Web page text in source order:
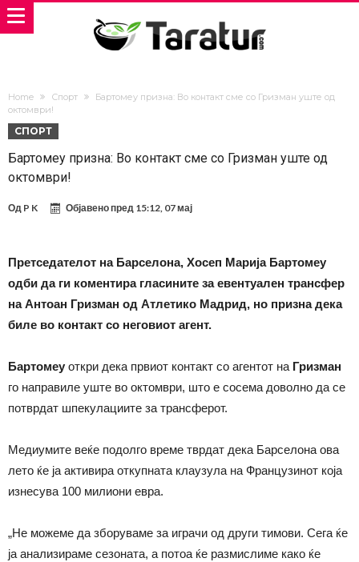
Home Спорт
Бартомеу призна: Во контакт сме со Гризман уште од
октомври!
СПОРТ
Бартомеу призна: Во контакт сме со Гризман уште од
октомври!
Од P K Објавено пред 15:12, 07 мај
Претседателот на Барселона, Хосеп Марија Бартомеу
одби да ги коментира гласините за евентуален трансфер
на Антоан Гризман од Атлетико Мадрид, но призна дека
биле во контакт со неговиот агент.
Бартомеу откри дека првиот контакт со агентот на Гризман
го направиле уште во октомври, што е сосема доволно да се
потврдат шпекулациите за трансферот.
Медиумите веќе подолго време тврдат дека Барселона ова
лето ќе ја активира откупната клаузула на Французинот која
изнесува 100 милиони евра.
„Не можеме да зборуваме за играчи од други тимови. Сега ќе
ја анализираме сезоната, а потоа ќе размислиме како ќе